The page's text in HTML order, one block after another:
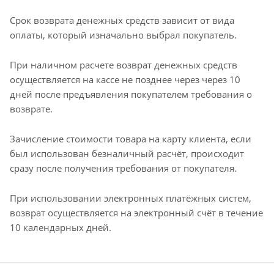
Срок возврата денежных средств зависит от вида
оплаты, который изначально выбрал покупатель.
При наличном расчете возврат денежных средств
осуществляется на кассе не позднее через через 10
дней после предъявления покупателем требования о
возврате.
Зачисление стоимости товара на карту клиента, если
был использован безналичный расчёт, происходит
сразу после получения требования от покупателя.
При использовании электронных платёжных систем,
возврат осуществляется на электронный счёт в течение
10 календарных дней.